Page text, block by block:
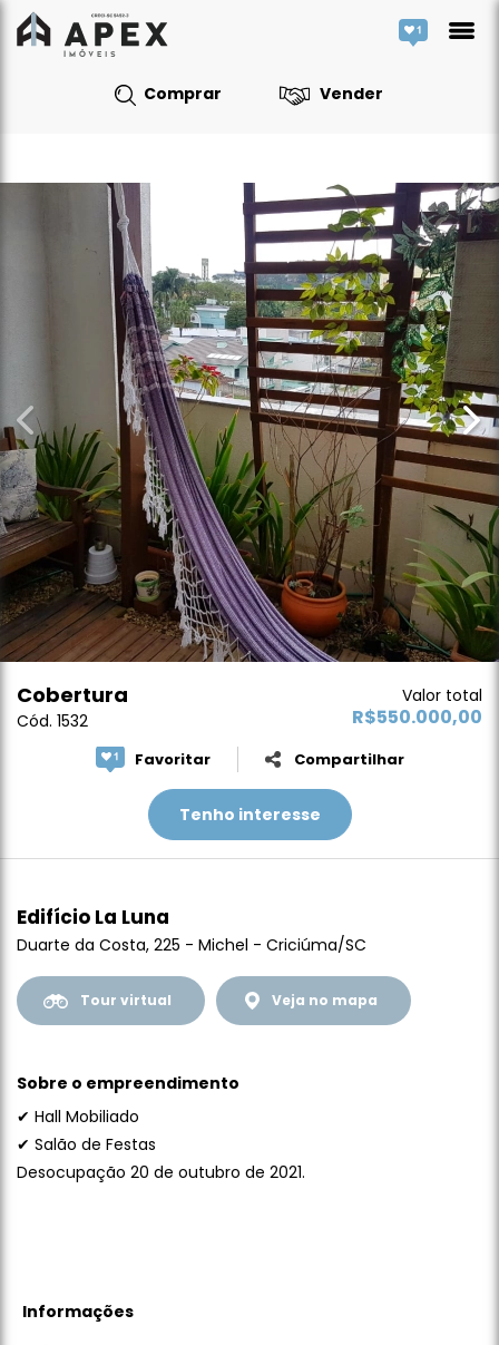
Comprar Vender
Cobertura
Cód. 1532
Valor total
R$550.000,00
Favoritar Compartilhar
Tenho interesse
Edifício La Luna
Duarte da Costa, 225 - Michel - Criciúma/SC
Tour virtual Veja no mapa
Sobre o empreendimento
✔ Hall Mobiliado
✔ Salão de Festas
Desocupação 20 de outubro de 2021.
Informações